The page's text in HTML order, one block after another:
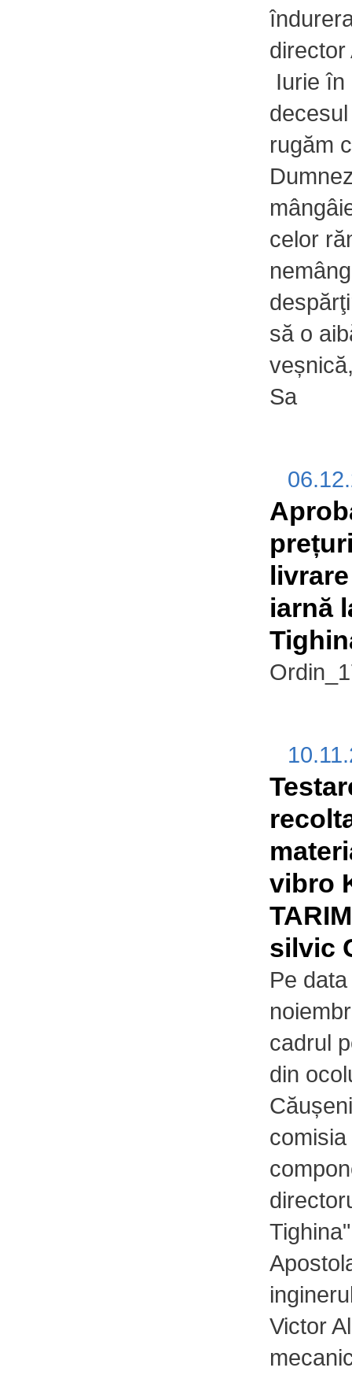
director
Iurie în
rugăm
celor
să o
Sa
iarnă
vibro
silvic
Pe
cadrul
din
Victor